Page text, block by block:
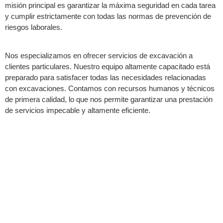
misión principal es garantizar la máxima seguridad en cada tarea
y cumplir estrictamente con todas las normas de prevención de
riesgos laborales.
Nos especializamos en ofrecer servicios de excavación a
clientes particulares. Nuestro equipo altamente capacitado está
preparado para satisfacer todas las necesidades relacionadas
con excavaciones. Contamos con recursos humanos y técnicos
de primera calidad, lo que nos permite garantizar una prestación
de servicios impecable y altamente eficiente.